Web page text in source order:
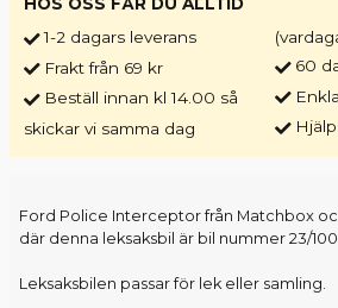
HOS OSS FÅR DU ALLTID
1-2 dagars leverans
Frakt från 69 kr
Beställ innan kl 14.00 så
skickar vi samma dag
60
Ford Police Interceptor från Matchbox
där denna leksaksbil är bil nummer 23/100.
Leksaksbilen passar för lek eller samling.